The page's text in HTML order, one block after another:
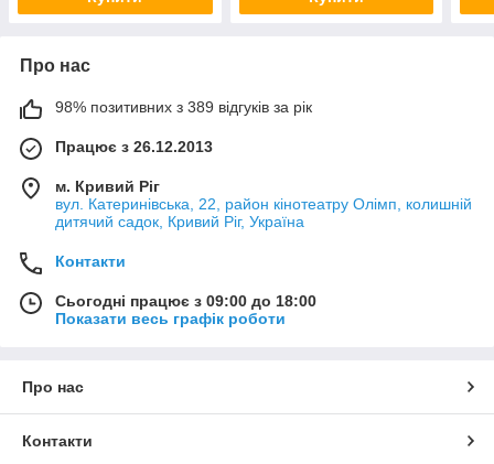
Про нас
98% позитивних з 389 відгуків за рік
Працює з 26.12.2013
м. Кривий Ріг
вул. Катеринівська, 22, район кінотеатру Олімп, колишній
дитячий садок, Кривий Ріг, Україна
Контакти
Сьогодні працює з 09:00 до 18:00
Показати весь графік роботи
Про нас
Контакти